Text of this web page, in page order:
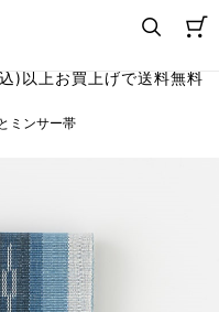
)以上お買上げで送料無料
ミンサー帯